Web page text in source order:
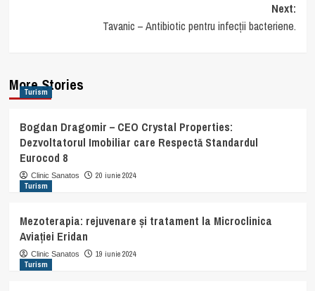
Next:
Tavanic – Antibiotic pentru infecții bacteriene.
More Stories
Turism
Bogdan Dragomir – CEO Crystal Properties:
Dezvoltatorul Imobiliar care Respectă Standardul
Eurocod 8
Clinic Sanatos
20 iunie 2024
Turism
Mezoterapia: rejuvenare și tratament la Microclinica
Aviației Eridan
Clinic Sanatos
19 iunie 2024
Turism